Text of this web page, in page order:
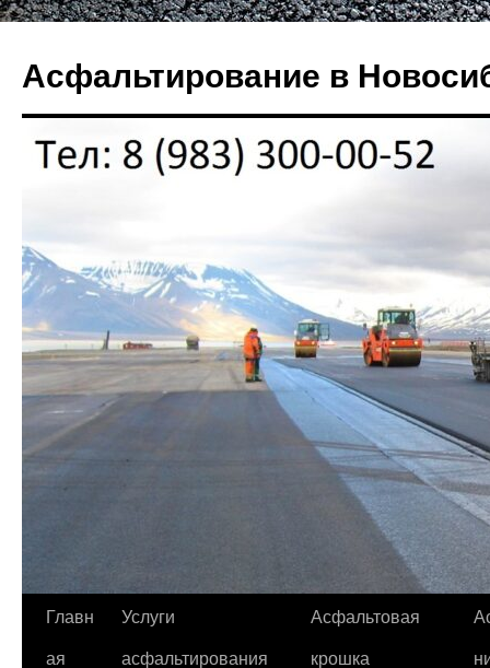
содержимому
Асфальтирование в
Главн
ая
Услуги
асфальтирования
Асфальтовая
крошка